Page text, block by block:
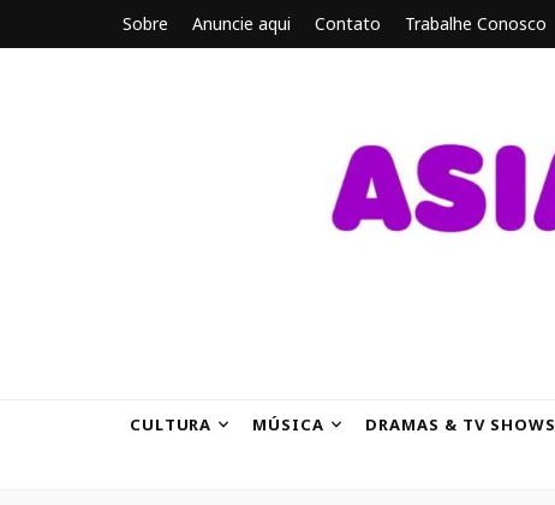
Sobre Anuncie aqui Contato Trabalhe Conosco
CULTURA MÚSICA DRAMAS & TV SHOWS